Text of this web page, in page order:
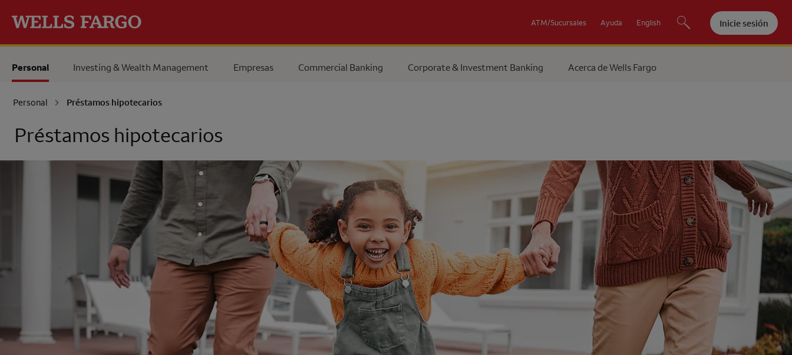
ATM/Sucursales Ayuda English Inicie sesión
Personal Investing & Wealth Management Empresas Commercial Banking Corporate & Investment Banking Acerca deWells Fargo
Personal Préstamos hipotecarios
Préstamos hipotecarios